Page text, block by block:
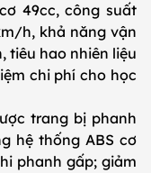
49cc, công suất
h, khả năng vận
tiêu hao nhiên liệu
chi phí cho học
trang bị phanh
hệ thống ABS cơ
phanh gấp; giảm